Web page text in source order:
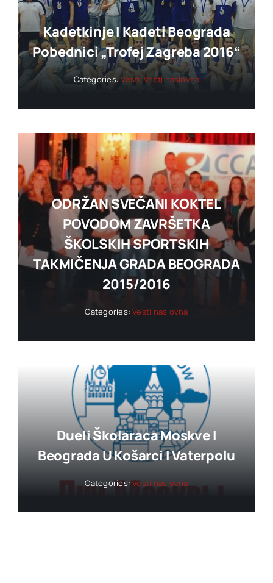
Kadetkinje I Kadeti Beograda
Pobednici „trofej Zagreba 2016“
Categories:Vesti,Vesti naslovna
ODRŽAN SVEČANI KOKTEL
POVODOM ZAVRŠETKA
ŠKOLSKIH SPORTSKIH
TAKMIČENJA GRADA BEOGRADA
2015/2016
Categories:Vesti naslovna
Dueli Školaraca Moskve I
Beograda U Košarci I Vaterpolu
Categories:Vesti naslovna